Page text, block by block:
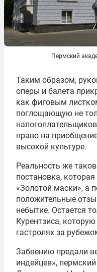
Пермский
Таким образом,
оперы и балета
как фиговым
поглощающую не
право на
высокой культуре.
Реальность же
постановка,
«Золотой маски», а
положительные
небытие. Остается
Курентзиса,
гастролях за
Забвению предали
индейцев»,